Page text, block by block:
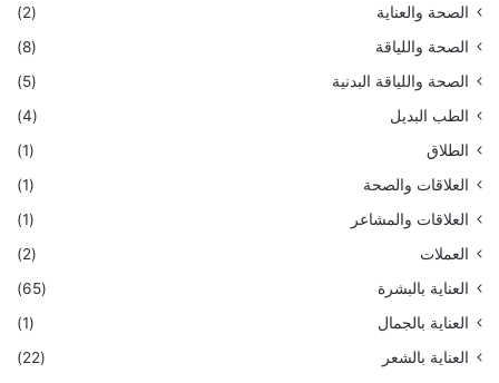
الصحة والعناية
(2)
الصحة واللياقة
(8)
الصحة واللياقة البدنية
(5)
الطب البديل
(4)
الطلاق
(1)
العلاقات والصحة
(1)
العلاقات والمشاعر
(1)
العملات
(2)
العناية بالبشرة
(65)
العناية بالجمال
(1)
العناية بالشعر
(22)